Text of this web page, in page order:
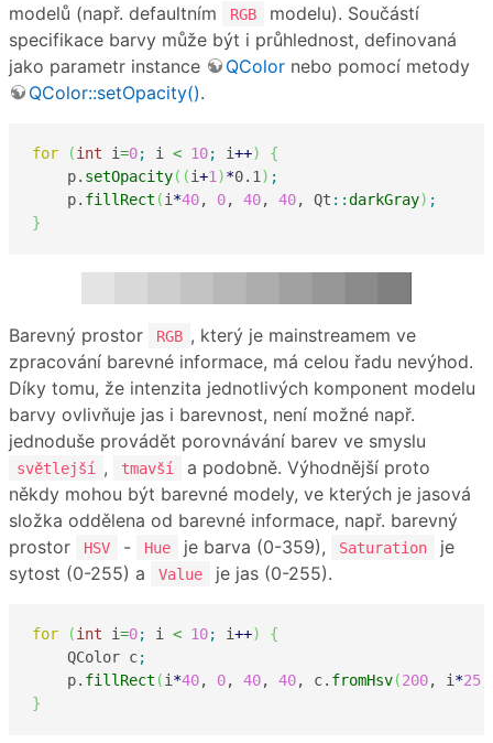
modelů (např. defaultním
RGB
modelu). Součástí
specifikace barvy může být i průhlednost, definovaná
jako parametr instance
QColor nebo pomocí metody
QColor::setOpacity().
for (int i=0; i < 10; i++)
{
    p.
setOpacity( (i+1 )*0.1 ) ;
    p.
fillRect (i *40, 0, 40, 40, Qt ::darkGray) ;
}
Barevný prostor RGB , který je mainstreamem ve
zpracování barevné informace, má celou řadu nevýhod.
Díky tomu, že intenzita jednotlivých komponent modelu
barvy ovlivňuje jas i barevnost, není možné např.
jednoduše provádět porovnávání barev ve smyslu
světlejší , tmavší
a podobně. Výhodnější proto
někdy mohou být barevné modely, ve kterých je jasová
složka oddělena od barevné informace, např. barevný
prostor
HSV - Hue je barva (0-359), Saturation
je
sytost (0-255) a
Value je jas (0-255).
for (int i=0; i < 10; i++)
{
    QColor c
;
    p.
fillRect (i *40, 0, 40, 40, c. fromHsv(200, i *25
}